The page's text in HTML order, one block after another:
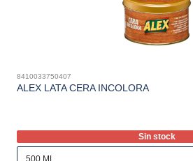
8410033750407
ALEX LATA CERA INCOLORA
Sin stock